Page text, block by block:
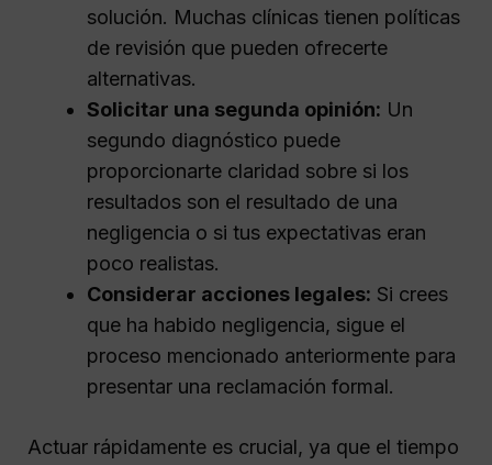
solución. Muchas clínicas tienen políticas
de revisión que pueden ofrecerte
alternativas.
Solicitar una segunda opinión: Un
segundo diagnóstico puede
proporcionarte claridad sobre si los
resultados son el resultado de una
negligencia o si tus expectativas eran
poco realistas.
Considerar acciones legales: Si crees
que ha habido negligencia, sigue el
proceso mencionado anteriormente para
presentar una reclamación formal.
Actuar rápidamente es crucial, ya que el tiempo